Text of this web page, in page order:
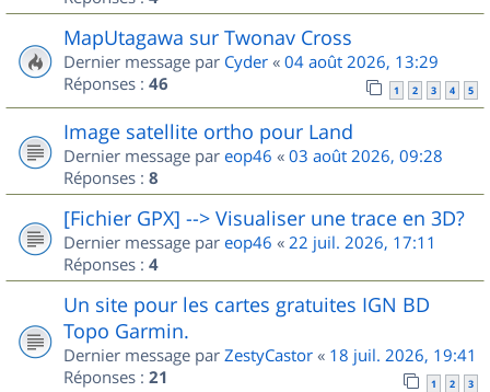
MapUtagawa sur Twonav Cross
Dernier message par Cyder « 04 août 2026, 13:29
Réponses : 46 1 2 3 4 5
Image satellite ortho pour Land
Dernier message par eop46 « 03 août 2026, 09:28
Réponses : 8
[Fichier GPX] --> Visualiser une trace en 3D?
Dernier message par eop46 « 22 juil. 2026, 17:11
Réponses : 4
Un site pour les cartes gratuites IGN BD
Topo Garmin.
Dernier message par ZestyCastor « 18 juil. 2026, 19:41
Réponses : 21 1 2 3